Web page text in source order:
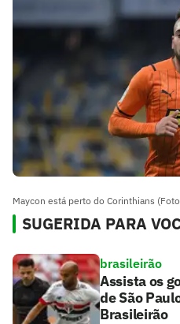
Maycon está perto do Corinthians
SUGERIDA PARA
brasileirão
Assista os
de São
Brasileirão